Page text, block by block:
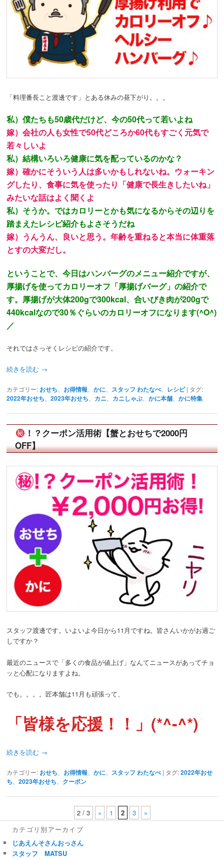
「料理番長こと渡邊です」とある休みの昼下がり。。。
私）僕たちも50歳代だけど、今の50代って若いよね
嫁）会社の人も女性で50代どころか60代もすごく元気で
若々しいよ
私）結構いろいろ健康に気を配っているのかな？
嫁）確かにそういう人は多いかもしれないね。ウォーキン
グしたり、食事に気を使ったり 「健康で長生きしたいね」
みたいな話はよく聞くよ
私）そうか。ではカロリーとかも気になるからその辺りを
踏まえたレシピ紹介もよさそうだね
嫁）うんうん、良いと思う。年齢を重ねると本当に体重落
とすの大変だし。
ということで、今日はハンバーグのメニュー紹介ですが、
厚揚げを使ってカロリーオフ 「厚揚げバーグ」の紹介で
す。厚揚げが大体200gで300kcal、合いびき肉が200gで
440kcalなので30％ぐらいのカロリーオフになります(^O^)
／
それではさっそくレシピの紹介です。
続きを読む →
カテゴリー: おせち お得情報 、かに スタッフ わたなべ、 レシピ | タグ:
2022年おせち 、2023年おせち カニ カニしゃぶ 、かに本舗 、かに特集
！？クーポン活用術【蟹とおせちで2000円
OFF】
スタッフ渡邊です。いよいよ今日から11月ですね。皆さんいかがお過ご
しですか？
最近のニュースで「多くの食品が値上げ」なんてニュースがあってチョ
ッと心配になりますよね。
でも。。。。匠本舗は11月も頑張って、
「皆様を応援！！」(*^-^*)
続きを読む →
カテゴリー: おせち お得情報 、かに スタッフ わたなべ | タグ: 2022年おせ
ち 、2023年おせち クーポン
2 / 3 « 1 2 3
»
カテゴリ別アーカイブ
じあえんそさんおっさん
スタッフ MATSU